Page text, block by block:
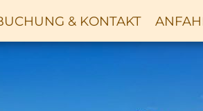
& KONTAKT